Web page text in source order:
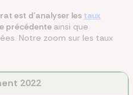
est d’analyser les taux
précédente ainsi que
Notre zoom sur les taux
2022